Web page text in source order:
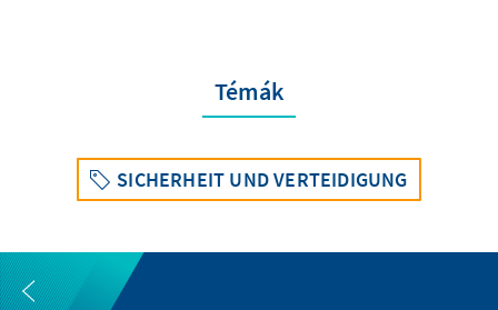
Témák
SICHERHEIT UND VERTEIDIGUNG